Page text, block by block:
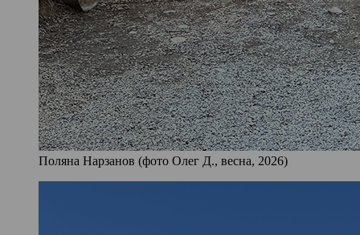
Поляна Нарзанов (фото Олег Д., весна, 2026)